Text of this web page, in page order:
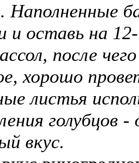
Наполненные
оставь на
после
хорошо
листья
голубцов
вкус.